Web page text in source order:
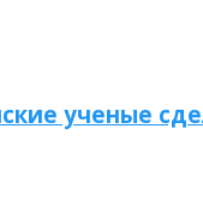
ученые